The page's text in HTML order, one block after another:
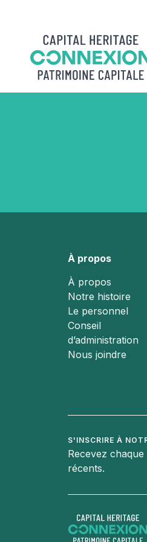
À propos
À propos
Notre histoire
Le personnel
Conseil
d’administration
Nous joindre
S'INSCRIRE À
Recevez
récents.